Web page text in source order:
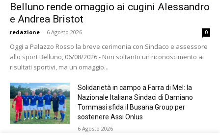
Belluno rende omaggio ai cugini Alessandro
e Andrea Bristot
redazione - 6 Agosto 2026 0
Oggi a Palazzo Rosso la breve cerimonia con Sindaco e assessore
allo sport Belluno, 06/08/2026 - Non soltanto un riconoscimento ai
risultati sportivi, ma un omaggio...
Solidarietà in campo a Farra di Mel: la
Nazionale Italiana Sindaci di Damiano
Tommasi sfida il Busana Group per
sostenere Assi Onlus
6 Agosto 2026